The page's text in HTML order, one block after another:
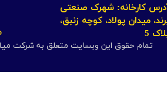
تمام حقوق این وبسایت متعلق به شرکت
کارخانه: شهرک صنعتی
میدان پولاد، کوچه زنبق،
5